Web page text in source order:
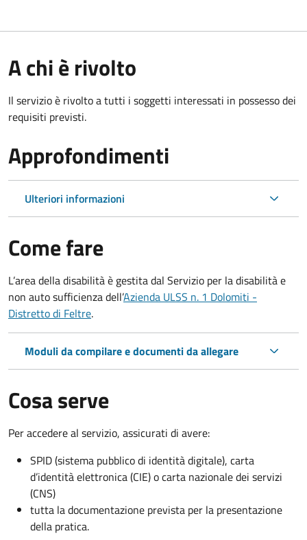
A chi è rivolto
Il servizio è rivolto a tutti i soggetti interessati in possesso dei
requisiti previsti.
Approfondimenti
Ulteriori informazioni
Come fare
L’area della disabilità è gestita dal Servizio per la disabilità e
non auto sufficienza dell’Azienda ULSS n. 1 Dolomiti -
Distretto di Feltre.
Moduli da compilare e documenti da allegare
Cosa serve
Per accedere al servizio, assicurati di avere:
SPID (sistema pubblico di identità digitale), carta
d’identità elettronica (CIE) o carta nazionale dei servizi
(CNS)
tutta la documentazione prevista per la presentazione
della pratica.